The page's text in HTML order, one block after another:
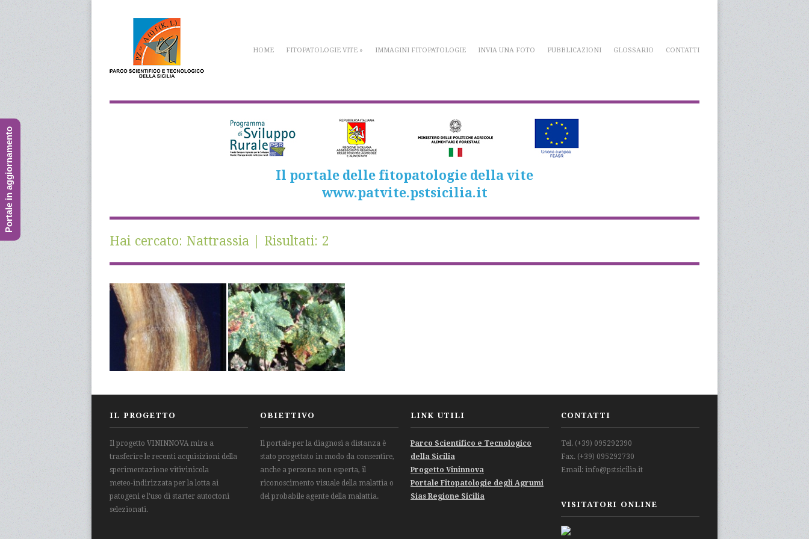
HOME FITOPATOLOGIE VITE » IMMAGINI FITOPATOLOGIE INVIA UNA FOTO PUBBLICAZIONI GLOSSARIO CONTATTI
Il portale delle fitopatologie della vite
www.patvite.pstsicilia.it
Hai cercato: Nattrassia | Risultati: 2
IL PROGETTO
Il progetto VININNOVA mira a
trasferire le recenti acquisizioni della
sperimentazione vitivinicola
meteo-indirizzata per la lotta ai
patogeni e l’uso di starter autoctoni
selezionati.
OBIETTIVO
Il portale per la diagnosi a distanza è
stato progettato in modo da consentire,
anche a persona non esperta, il
riconoscimento visuale della malattia o
del probabile agente della malattia.
LINK UTILI
Parco Scientifico e Tecnologico
della Sicilia
Progetto Vininnova
Portale Fitopatologie degli Agrumi
Sias Regione Sicilia
CONTATTI
Tel. (+39) 095292390
Fax. (+39) 095292730
Email: info@pstsicilia.it
VISITATORI ONLINE
Portale in aggiornamento